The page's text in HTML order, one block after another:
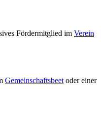
Fördermitglied im Verein
Gemeinschaftsbeet oder einer